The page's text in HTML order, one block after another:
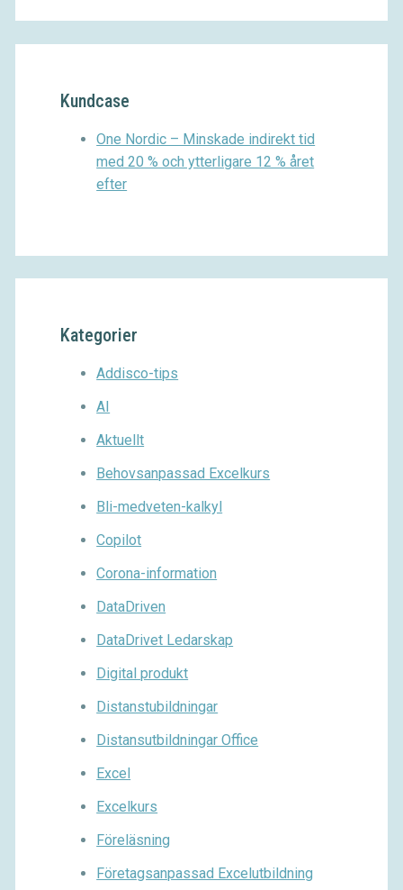
Kundcase
One Nordic – Minskade indirekt tid
med 20 % och ytterligare 12 % året
efter
Kategorier
Addisco-tips
AI
Aktuellt
Behovsanpassad Excelkurs
Bli-medveten-kalkyl
Copilot
Corona-information
DataDriven
DataDrivet Ledarskap
Digital produkt
Distanstubildningar
Distansutbildningar Office
Excel
Excelkurs
Föreläsning
Företagsanpassad Excelutbildning